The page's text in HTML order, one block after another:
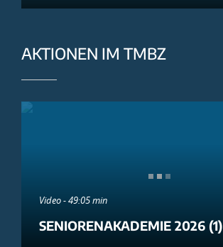
AKTIONEN IM TMBZ
Video - 49:05 min
SENIORENAKADEMIE 2026 (1)